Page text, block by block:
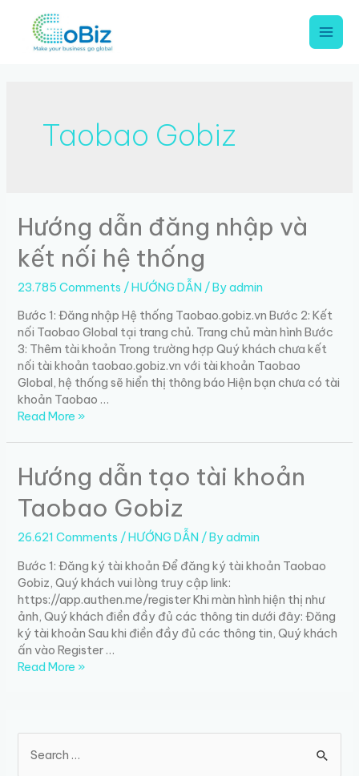
content
Main
Taobao Gobiz
Hướng dẫn đăng nhập và
kết nối hệ thống
23.785 Comments /HƯỚNG DẪN / Byadmin
Bước 1: Đăng nhập Hệ thống Taobao.gobiz.vn Bước 2: Kết
nối Taobao Global tại trang chủ. Trang chủ màn hình Bước
3: Thêm tài khoản Trong trường hợp Quý khách chưa kết
nối tài khoản taobao.gobiz.vn với tài khoản Taobao
Global, hệ thống sẽ hiển thị thông báo Hiện bạn chưa có tài
khoản Taobao …
Hướng
nhập
và
kết
nối
hệ
Read More »
Hướng dẫn tạo tài khoản
Taobao Gobiz
26.621 Comments /HƯỚNG DẪN / Byadmin
Bước 1: Đăng ký tài khoản Để đăng ký tài khoản Taobao
Gobiz, Quý khách vui lòng truy cập link:
https://app.authen.me/register​ Khi màn hình hiện thị như
ảnh, Quý khách điền đầy đủ các thông tin dưới đây: Đăng
ký tài khoản Sau khi điền đầy đủ các thông tin, Quý khách
ấn vào Register …
Hướng
khoản
Taobao
Read More »